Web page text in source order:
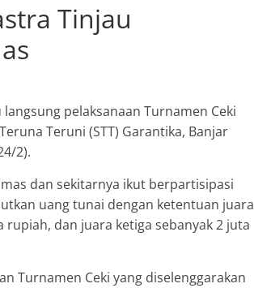
Tinjau
pelaksanaan Turnamen Ceki
Teruni (STT) Garantika, Banjar
2).
dan sekitarnya ikut berpartisipasi
uang tunai dengan ketentuan juara
dan juara ketiga sebanyak 2 juta
Turnamen Ceki yang diselenggarakan